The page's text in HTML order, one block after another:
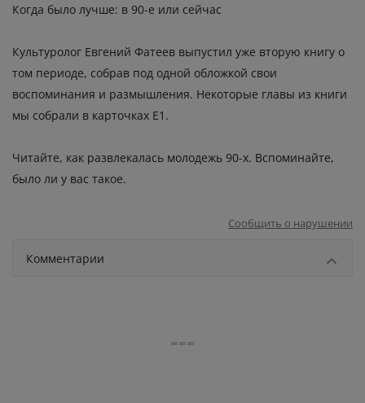
Когда было лучше: в 90-е или сейчас
Культуролог Евгений Фатеев выпустил уже вторую книгу о
том периоде, собрав под одной обложкой свои
воспоминания и размышления. Некоторые главы из книги
мы собрали в карточках Е1.
Читайте, как развлекалась молодежь 90-х. Вспоминайте,
было ли у вас такое.
Сообщить о нарушении
Комментарии